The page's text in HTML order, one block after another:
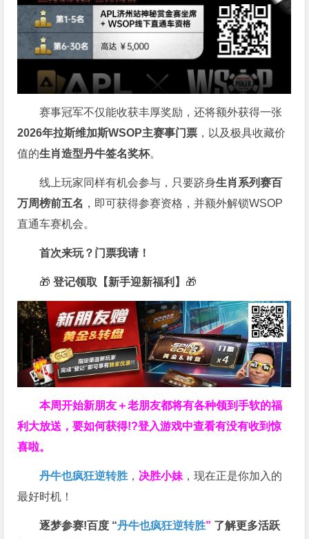
赛事冠军不仅能收获丰厚奖励，还将额外获得一张
2026年拉斯维加斯WSOP主赛事门票 ，以及极具收藏价
值的生肖造型丹牛签名奖杯。
线上玩家同样有机会参与，只要跻身生肖系列赛百
万周榜前五名 ，即可获得参赛资格，并额外解锁WSOP
直通车赛机会。
首次来玩？门票我请！
🎁 登记领取【新手迎新福利】 🎁
本周开始新朋友＋老朋友都将有各种领到手软的福
利大放送，要如何获得!?登入游戏中查看有没有收到惊
喜啦。
丹牛也疯狂逆转胜 ， 决胜小妹 ，现在正是你加入的
最好时机！
逐梦参赛!百度 “丹牛也疯狂逆转胜” 了解更多活跃